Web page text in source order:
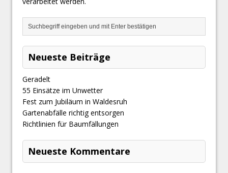
Neueste Beiträge
Geradelt
​55 Einsätze im Unwetter
Fest zum Jubiläum in Waldesruh
Gartenabfälle richtig entsorgen
Richtlinien für Baumfällungen
Neueste Kommentare